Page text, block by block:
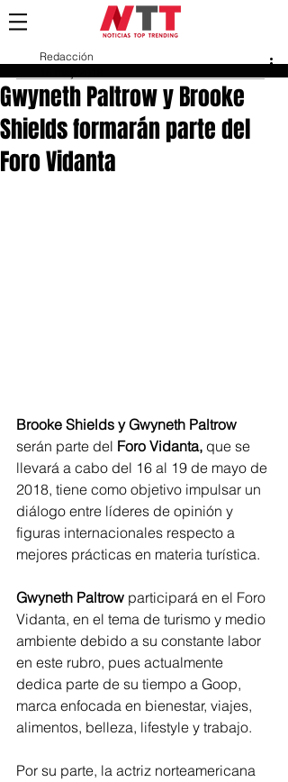
Gwyneth Paltrow y Brooke
Shields formarán parte del
Foro Vidanta
Redacción
Brooke Shields y Gwyneth Paltrow
serán parte del Foro Vidanta, que se
llevará a cabo del 16 al 19 de mayo de
2018, tiene como objetivo impulsar un
diálogo entre líderes de opinión y
figuras internacionales respecto a
mejores prácticas en materia turística.
Gwyneth Paltrow participará en el Foro
Vidanta, en el tema de turismo y medio
ambiente debido a su constante labor
en este rubro, pues actualmente
dedica parte de su tiempo a Goop,
marca enfocada en bienestar, viajes,
alimentos, belleza, lifestyle y trabajo.
Por su parte, la actriz norteamericana